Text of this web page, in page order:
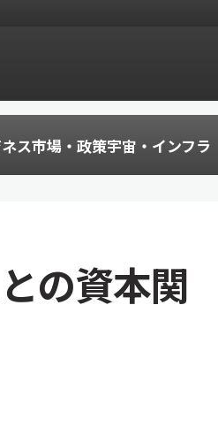
ス市場・政策宇宙・インフラ
の資本関